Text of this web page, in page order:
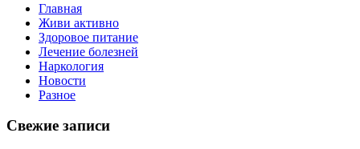
Главная
Живи активно
Здоровое питание
Лечение болезней
Наркология
Новости
Разное
Свежие записи